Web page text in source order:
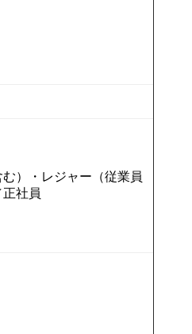
）・レジャー（従業員
社員